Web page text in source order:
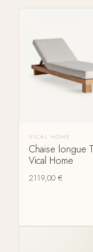
VICAL HOME
Chaise longue
Vical Home
2119,00€